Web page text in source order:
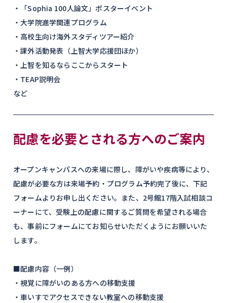
・「Sophia 100人論文」ポスターイベント
・大学院進学関連プログラム
・高校生向け海外スタディツアー紹介
・課外活動発表（上智大学応援団ほか）
・上智を知るならここからスタート
・TEAP説明会
など
配慮を必要とされる方へのご案内
オープンキャンパスへの来場に際し、障がいや疾病等により、
配慮が必要な方は来場予約・プログラム予約完了後に、下記
フォームよりお申し出ください。また、2号館17階入試相談コ
ーナーにて、受験上の配慮に関するご質問を希望される場合
も、事前にフォームにてお知らせいただくようにお願いいた
します。
■配慮内容（一例）
・視覚に障がいのある方への移動支援
・車いすでアクセスできない教室への移動支援